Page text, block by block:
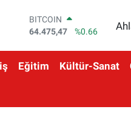
64.475,47
DOLAR
EURO
55,1336
%0.18
Eğitim Kültür-Sanat